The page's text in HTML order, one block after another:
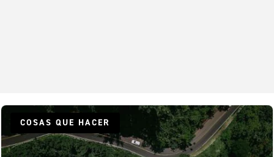
COSAS QUE HACER